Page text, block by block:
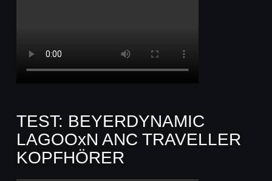
TEST: BEYERDYNAMIC
LAGOOxN ANC TRAVELLER
KOPFHÖRER